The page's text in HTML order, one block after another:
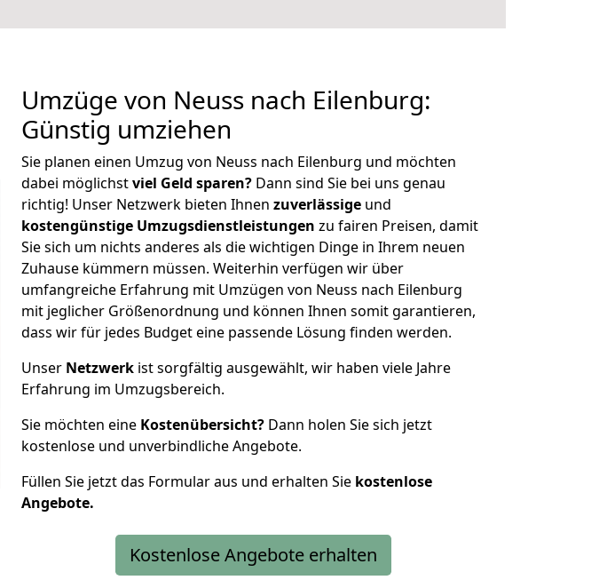
Umzüge von Neuss nach Eilenburg:
Günstig umziehen
Sie planen einen Umzug von Neuss nach Eilenburg und möchten
dabei möglichstviel Geld sparen? Dann sind Sie bei uns genau
richtig! Unser Netzwerk bieten Ihnen zuverlässige und
kostengünstige Umzugsdienstleistungen zu fairen Preisen, damit
Sie sich um nichts anderes als die wichtigen Dinge in Ihrem neuen
Zuhause kümmern müssen. Weiterhin verfügen wir über
umfangreiche Erfahrung mit Umzügen von Neuss nach Eilenburg
mit jeglicher Größenordnung und können Ihnen somit garantieren,
dass wir für jedes Budget eine passende Lösung finden werden.
Unser Netzwerk ist sorgfältig ausgewählt, wir haben viele Jahre
Erfahrung im Umzugsbereich.
Sie möchten eine Kostenübersicht? Dann holen Sie sich jetzt
kostenlose und unverbindliche Angebote.
Füllen Sie jetzt das Formular aus und erhalten Sie kostenlose
Angebote.
Kostenlose Angebote erhalten